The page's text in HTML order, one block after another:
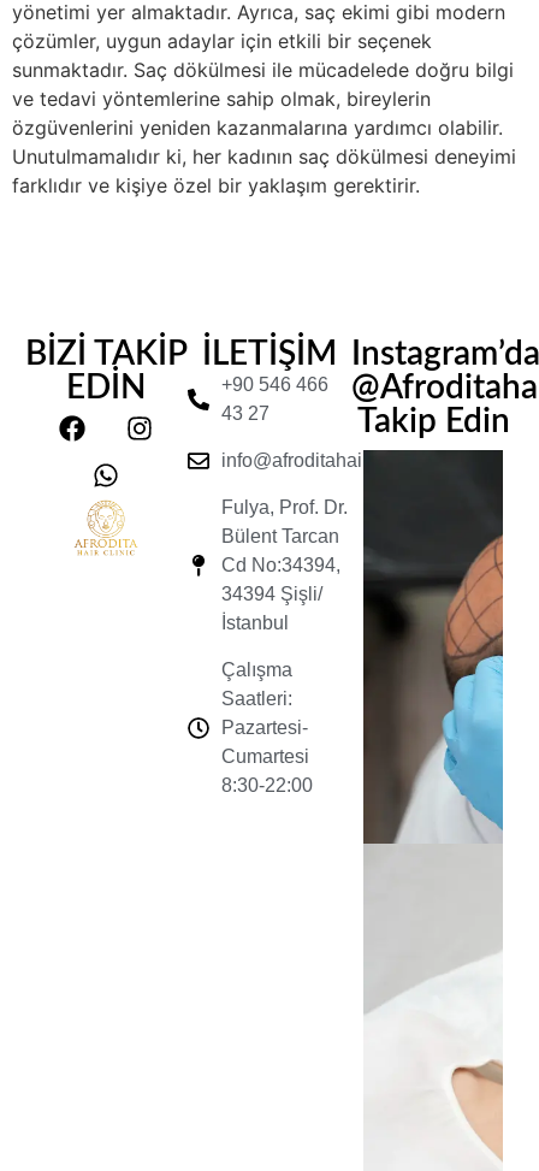
yönetimi yer almaktadır. Ayrıca, saç ekimi gibi modern
çözümler, uygun adaylar için etkili bir seçenek
sunmaktadır. Saç dökülmesi ile mücadelede doğru bilgi
ve tedavi yöntemlerine sahip olmak, bireylerin
özgüvenlerini yeniden kazanmalarına yardımcı olabilir.
Unutulmamalıdır ki, her kadının saç dökülmesi deneyimi
farklıdır ve kişiye özel bir yaklaşım gerektirir.
BİZİ TAKİP
EDİN
İLETİŞİM
+90 546 466
43 27
info@afroditahairclinic.com
Fulya, Prof. Dr.
Bülent Tarcan
Cd No:34394,
34394 Şişli/
İstanbul
Çalışma
Saatleri:
Pazartesi-
Cumartesi
8:30-22:00
Instagram’da
Takip Edin